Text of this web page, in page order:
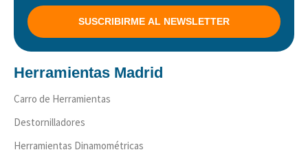
SUSCRIBIRME AL NEWSLETTER
Herramientas Madrid
Carro de Herramientas
Destornilladores
Herramientas Dinamométricas